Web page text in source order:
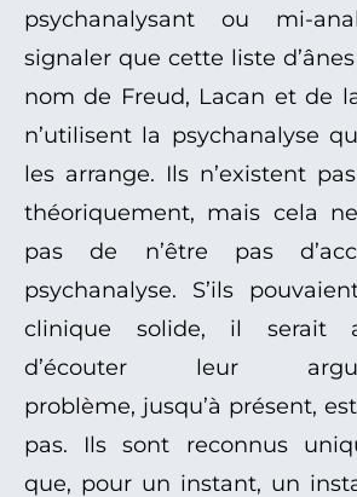
psychanalysant ou mi-
signaler que cette liste
nom de Freud, Lacan et de
n’utilisent la psychanalyse
les arrange. Ils n’existent
théoriquement, mais cela
pas de n’être pas
psychanalyse. S’ils
clinique solide, il serait
d’écouter leur
problème, jusqu’à présent,
pas. Ils sont reconnus
que, pour un instant, un